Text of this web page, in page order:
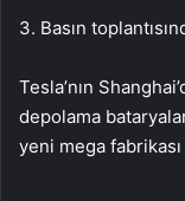
3. Basın
Tesla’nın
depolama
yeni mega